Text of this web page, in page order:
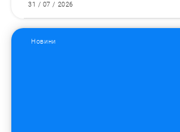
31 / 07 / 2026
Новини